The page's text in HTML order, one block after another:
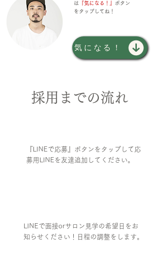
は 『気になる！』 ボタン
をタップしてね！
気になる！
採用までの流れ
​『LINEで応募』ボタンをタップして応
募用LINEを友達追加してください。
LINEで面接orサロン見学の希望日をお
知らせください！日程の調整をします。